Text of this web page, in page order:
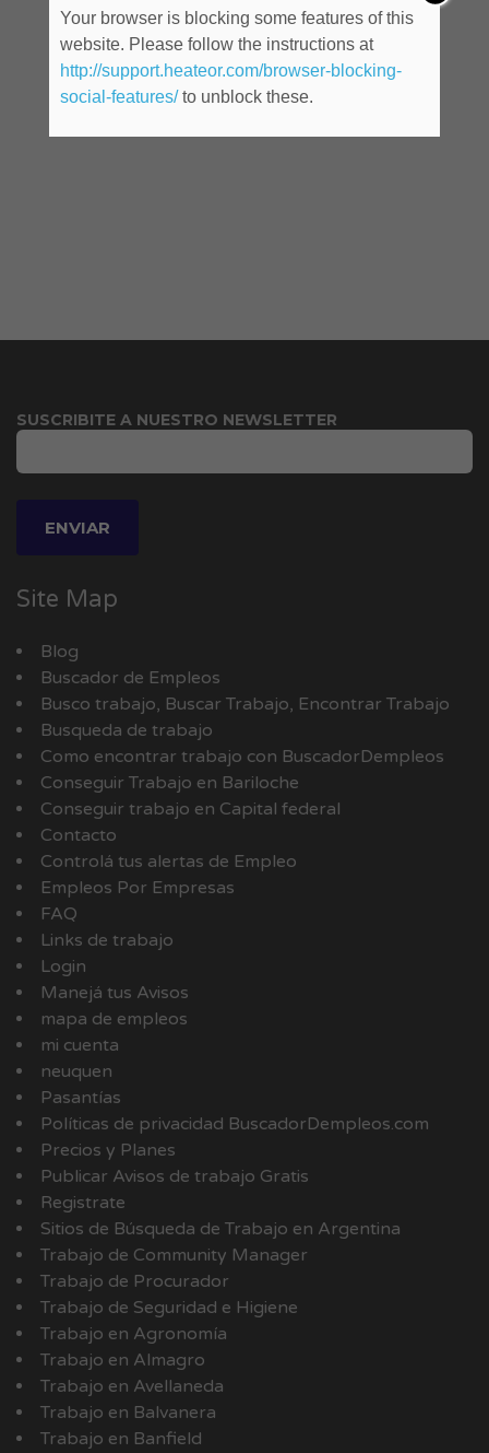
SUSCRIBITE A NUESTRO NEWSLETTER
Site Map
Blog
Buscador de Empleos
Busco trabajo, Buscar Trabajo, Encontrar Trabajo
Busqueda de trabajo
Como encontrar trabajo con BuscadorDempleos
Conseguir Trabajo en Bariloche
Conseguir trabajo en Capital federal
Contacto
Controlá tus alertas de Empleo
Empleos Por Empresas
FAQ
Links de trabajo
Login
Manejá tus Avisos
mapa de empleos
mi cuenta
neuquen
Pasantías
Políticas de privacidad BuscadorDempleos.com
Precios y Planes
Publicar Avisos de trabajo Gratis
Registrate
Sitios de Búsqueda de Trabajo en Argentina
Trabajo de Community Manager
Trabajo de Procurador
Trabajo de Seguridad e Higiene
Trabajo en Agronomía
Trabajo en Almagro
Trabajo en Avellaneda
Trabajo en Balvanera
Trabajo en Banfield
Your browser is blocking some features of this
website. Please follow the instructions at
http://support.heateor.com/browser-blocking-
social-features/to unblock these.